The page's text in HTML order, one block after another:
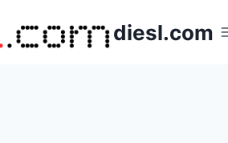
diesl.com